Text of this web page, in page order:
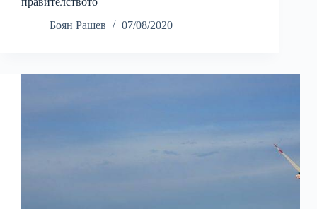
Боян Рашев
07/08/2020